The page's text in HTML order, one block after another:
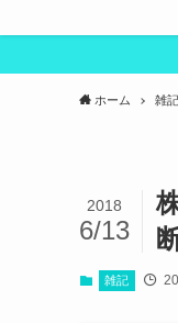
ホーム 雑記
2018
6/13
雑記